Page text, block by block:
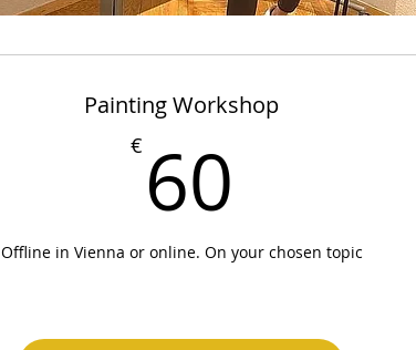
Painting Workshop
€ 60
Offline in Vienna or online. On your chosen topic